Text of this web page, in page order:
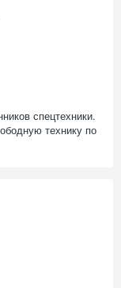
спецтехники.
технику по